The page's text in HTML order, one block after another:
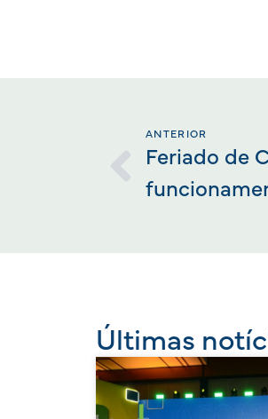
ANTERIOR
Feriado de
Últimas